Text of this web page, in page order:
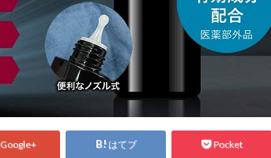
Google+ はてブ Pocket